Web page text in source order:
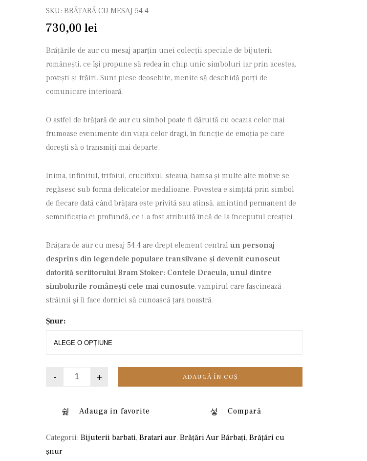
SKU: BRĂȚARĂ CU MESAJ 54.4
730,00 lei
Brățările de aur cu mesaj aparțin unei colecții speciale de bijuterii
românești, ce își propune să redea în chip unic simboluri iar prin acestea,
povești și trăiri. Sunt piese deosebite, menite să deschidă porți de
comunicare interioară.
O astfel de brățară de aur cu simbol poate fi dăruită cu ocazia celor mai
frumoase evenimente din viața celor dragi, în funcție de emoția pe care
dorești să o transmiți mai departe.
Inima, infinitul, trifoiul, crucifixul, steaua, hamsa și multe alte motive se
regăsesc sub forma delicatelor medalioane. Povestea e simțită prin simbol
de fiecare dată când brățara este privită sau atinsă, amintind permanent de
semnificația ei profundă, ce i-a fost atribuită încă de la începutul creației.
Brățara de aur cu mesaj 54.4 are drept element central un personaj
desprins din legendele populare transilvane și devenit cunoscut
datorită scriitorului Bram Stoker: Contele Dracula, unul dintre
simbolurile românești cele mai cunosute, vampirul care fascinează
străinii și îi face dornici să cunoască țara noastră.
Șnur:
- + ADAUGĂ ÎN COȘ
Adauga in favorite Compară
Categorii: Bijuterii barbati, Bratari aur, Brățări Aur Bărbați, Brățări cu
șnur